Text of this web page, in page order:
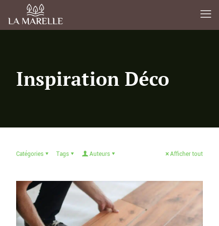
Inspiration Déco
Catégories Tags Auteurs Afficher tout